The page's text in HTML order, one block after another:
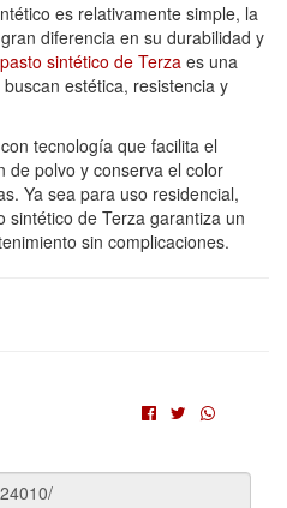
es relativamente simple, la
diferencia en su durabilidad y
pasto sintético de Terza es una
estética, resistencia y
tecnología que facilita el
de polvo y conserva el color
Ya sea para uso residencial,
sintético de Terza garantiza un
sin complicaciones.